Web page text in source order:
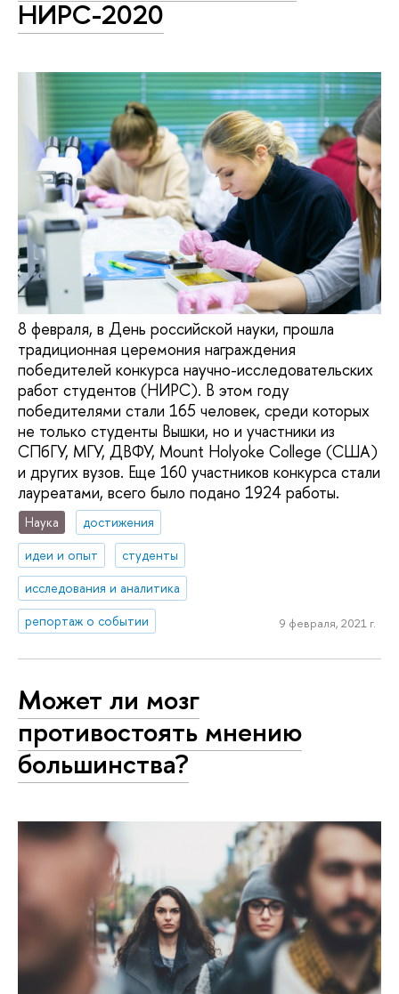
НИРС-2020
8 февраля, в День российской науки, прошла
традиционная церемония награждения
победителей конкурса научно-исследовательских
работ студентов (НИРС). В этом году
победителями стали 165 человек, среди которых
не только студенты Вышки, но и участники из
СПбГУ, МГУ, ДВФУ, Mount Holyoke College (США)
и других вузов. Еще 160 участников конкурса стали
лауреатами, всего было подано 1924 работы.
Наука
достижения
идеи и опыт
студенты
исследования и аналитика
репортаж о событии
9 февраля, 2021 г.
Может ли мозг
противостоять мнению
большинства?